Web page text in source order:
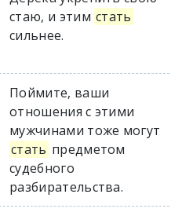
стаю, и этим стать
сильнее.
Поймите, ваши
отношения с этими
мужчинами тоже могут
стать предметом
судебного
разбирательства.